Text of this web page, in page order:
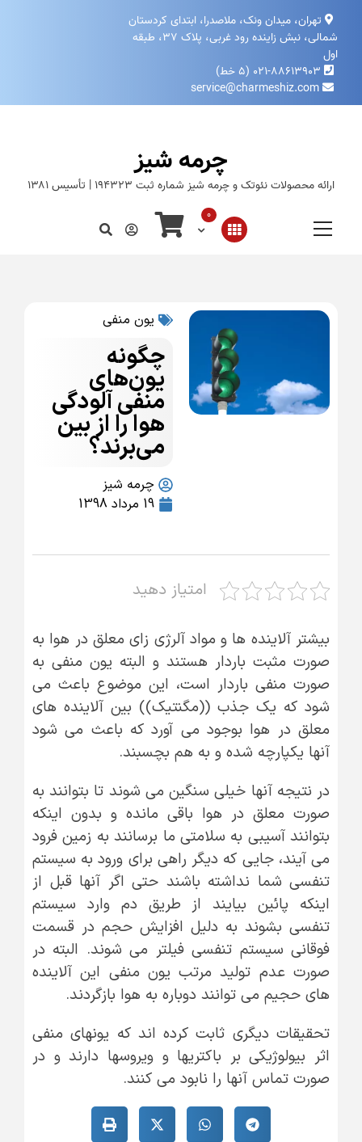
تهران، میدان ونک، ملاصدرا، ابتدای کردستان
شمالی، نبش زاینده‌ رود غربی، پلاک ۳۷، طبقه
اول
۰۲۱-۸۸۶۱۳۹۰۳ (۵ خط)
service@charmeshiz.com
چرمه شیز
ارائه محصولات نئوتک و چرمه شیز شماره ثبت ۱۹۴۳۲۳ | تأسیس ۱۳۸۱
0
یون منفی
چگونه
یون‌های
منفی آلودگی
هوا را از بین
می‌برند؟
چرمه شیز
19 مرداد 1398
امتیاز دهید
بیشتر آلاینده ها و مواد آلرژی زای معلق در هوا به
صورت مثبت باردار هستند و البته یون منفی به
صورت منفی باردار است، این موضوع باعث می
شود که یک جذب ((مگنتیک)) بین آلاینده های
معلق در هوا بوجود می آورد که باعث می شود
آنها یکپارچه شده و به هم بچسبند.
در نتیجه آنها خیلی سنگین می شوند تا بتوانند به
صورت معلق در هوا باقی مانده و بدون اینکه
بتوانند آسیبی به سلامتی ما برسانند به زمین فرود
می آیند، جایی که دیگر راهی برای ورود به سیستم
تنفسی شما نداشته باشند حتی اگر آنها قبل از
اینکه پائین بیایند از طریق دم وارد سیستم
تنفسی بشوند به دلیل افزایش حجم در قسمت
فوقانی سیستم تنفسی فیلتر می شوند. البته در
صورت عدم تولید مرتب یون منفی این آلاینده
های حجیم می توانند دوباره به هوا بازگردند.
تحقیقات دیگری ثابت کرده اند که یونهای منفی
اثر بیولوژیکی بر باکتریها و ویروسها دارند و در
صورت تماس آنها را نابود می کنند.